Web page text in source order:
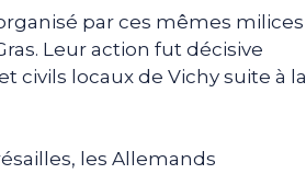
par ces mêmes milices
Leur action fut décisive
civils locaux de Vichy suite à la
les Allemands